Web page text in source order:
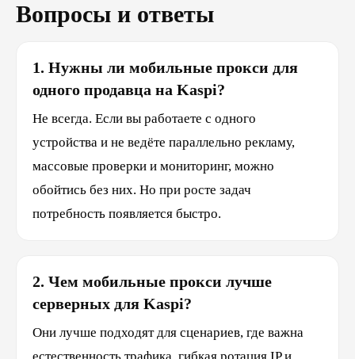
Вопросы и ответы
1. Нужны ли мобильные прокси для
одного продавца на Kaspi?
Не всегда. Если вы работаете с одного
устройства и не ведёте параллельно рекламу,
массовые проверки и мониторинг, можно
обойтись без них. Но при росте задач
потребность появляется быстро.
2. Чем мобильные прокси лучше
серверных для Kaspi?
Они лучше подходят для сценариев, где важна